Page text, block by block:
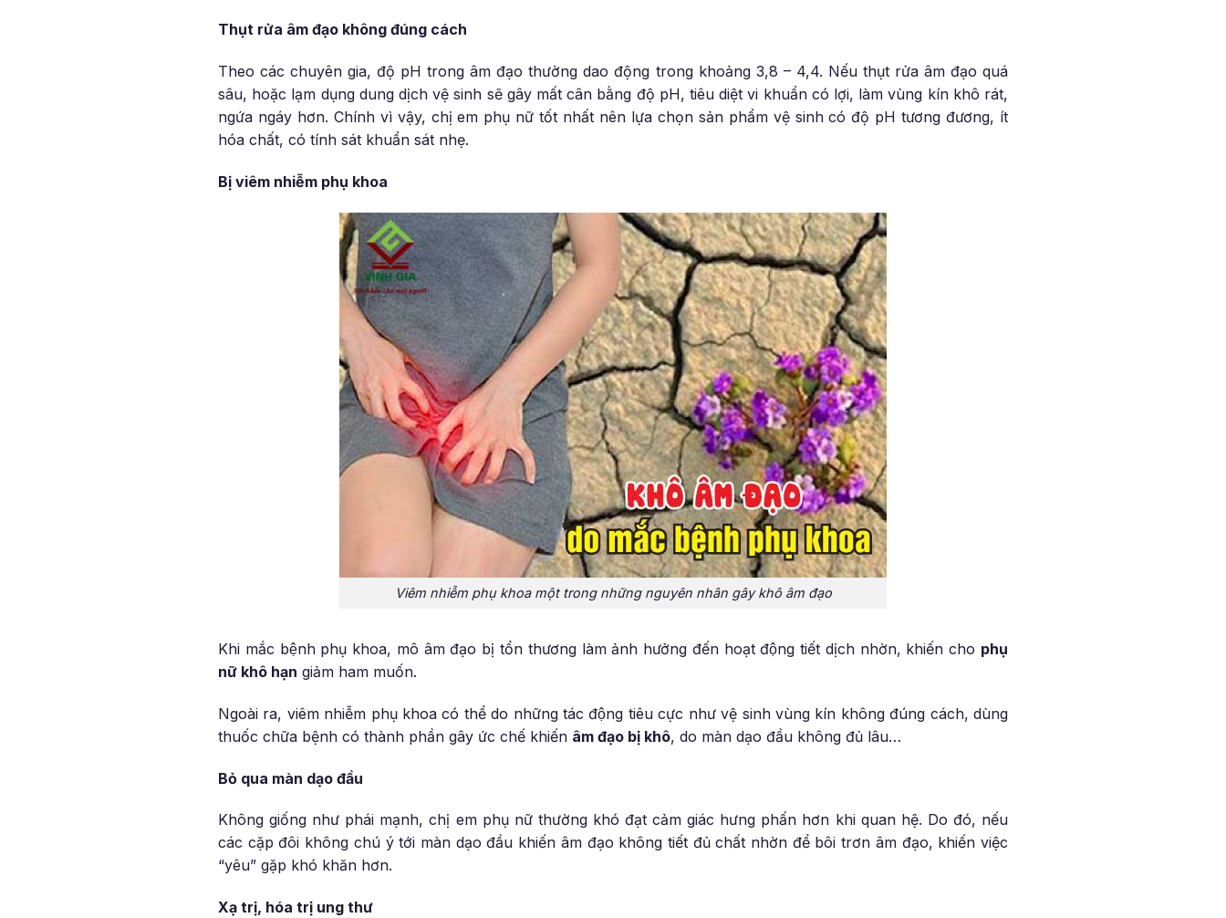
Thụt rửa âm đạo không đúng cách
Theo các chuyên gia, độ pH trong âm đạo thường dao động trong khoảng 3,8 – 4,4. Nếu thụt rửa âm đạo quá
sâu, hoặc lạm dụng dung dịch vệ sinh sẽ gây mất cân bằng độ pH, tiêu diệt vi khuẩn có lợi, làm vùng kín khô rát,
ngứa ngáy hơn. Chính vì vậy, chị em phụ nữ tốt nhất nên lựa chọn sản phẩm vệ sinh có độ pH tương đương, ít
hóa chất, có tính sát khuẩn sát nhẹ.
Bị viêm nhiễm phụ khoa
Viêm nhiễm phụ khoa một trong những nguyên nhân gây khô âm đạo
Khi mắc bệnh phụ khoa, mô âm đạo bị tổn thương làm ảnh hưởng đến hoạt động tiết dịch nhờn, khiến cho phụ
nữ khô hạn giảm ham muốn.
Ngoài ra, viêm nhiễm phụ khoa có thể do những tác động tiêu cực như vệ sinh vùng kín không đúng cách, dùng
thuốc chữa bệnh có thành phần gây ức chế khiến âm đạo bị khô, do màn dạo đầu không đủ lâu…
Bỏ qua màn dạo đầu
Không giống như phái mạnh, chị em phụ nữ thường khó đạt cảm giác hưng phấn hơn khi quan hệ. Do đó, nếu
các cặp đôi không chú ý tới màn dạo đầu khiến âm đạo không tiết đủ chất nhờn để bôi trơn âm đạo, khiến việc
“yêu” gặp khó khăn hơn.
Xạ trị, hóa trị ung thư